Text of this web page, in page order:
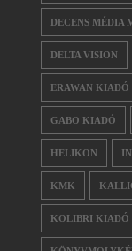
DECENS MÉDIA
DELTA VISION
ERAWAN KIADÓ
GABO KIADÓ
HELIKON
KMK
KOLIBRI KIADÓ